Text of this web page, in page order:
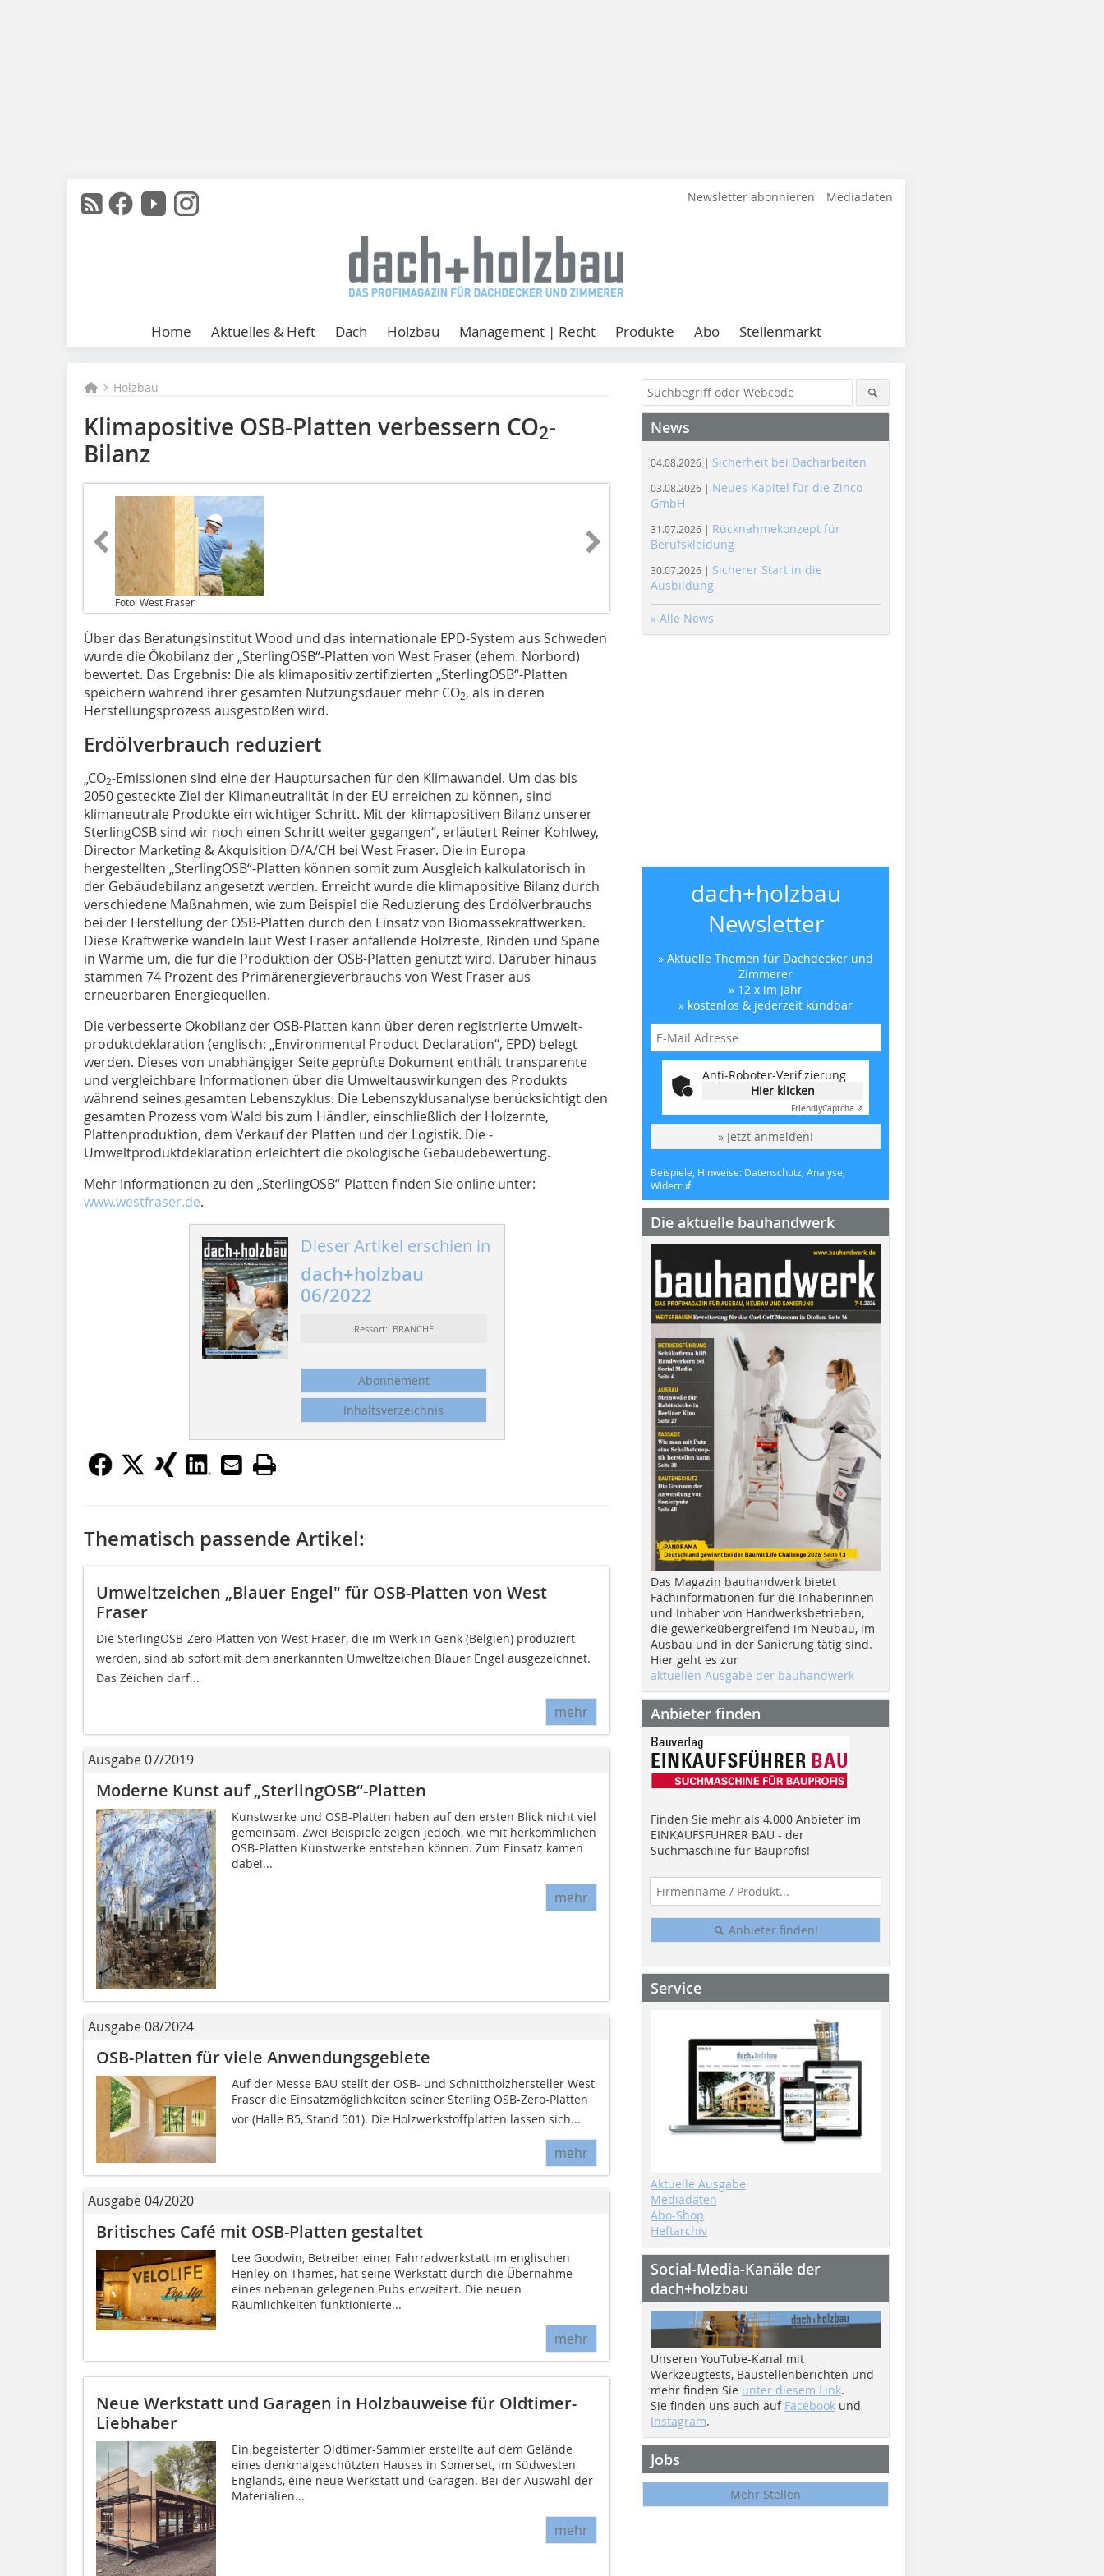
Newsletter abonnieren Mediadaten
Home Aktuelles & Heft Dach Holzbau Management | Recht Produkte Abo Stellenmarkt
Holzbau
Klimapositive OSB-Platten verbessern CO2-
Bilanz
Foto: West Fraser
Über das Beratungsinstitut Wood und das internationale EPD-System aus Schweden
wurde die Ökobilanz der „SterlingOSB“-Platten von West Fraser (ehem. Norbord)
bewertet. Das Ergebnis: Die als klimapositiv zertifizierten „SterlingOSB“-Platten
speichern während ihrer gesamten Nutzungsdauer mehr CO2, als in deren
Herstellungsprozess ausgestoßen wird.
Erdölverbrauch reduziert
„CO2-Emissionen sind eine der Hauptursachen für den Klimawandel. Um das bis
2050 gesteckte Ziel der Klimaneutra­lität in der EU erreichen zu können, sind
klimaneutrale Produkte ein wichtiger Schritt. Mit der klimapositiven Bilanz unserer
SterlingOSB sind wir noch einen Schritt weiter gegangen“, erläutert Reiner Kohlwey,
Director Marketing & Akquisition D/A/CH bei West Fraser. Die in Europa
hergestellten „SterlingOSB“-Platten können somit zum Ausgleich kalkulatorisch in
der Gebäudebilanz angesetzt werden. Erreicht wurde die klimapositive Bilanz durch
verschiedene Maßnahmen, wie zum Beispiel die Reduzierung des Erdölverbrauchs
bei der Herstellung der OSB-Platten durch den Einsatz von Biomassekraftwerken.
Diese Kraftwerke wandeln laut West Fraser anfallende Holzreste, Rinden und Späne
in Wärme um, die für die Produktion der OSB-Platten genutzt wird. Darüber hinaus
stammen 74 Prozent des Primärenergieverbrauchs von West Fraser aus
erneuerbaren Energiequellen.
Die verbesserte Ökobilanz der OSB-Platten kann über deren registrierte Umwelt­
produktdeklaration (englisch: „Environmental Product Declaration“, EPD) belegt
werden. Dieses von unabhängiger Seite geprüfte Dokument enthält transparente
und vergleichbare Informationen über die Umweltauswirkungen des Produkts
während seines gesamten Lebenszyklus. Die Lebenszyklusanalyse berücksichtigt den
gesamten Prozess vom Wald bis zum Händler, einschließlich der Holzernte,
Plattenproduktion, dem Verkauf der Platten und der Logistik. Die ­
Umweltproduktdeklaration erleichtert die ökologische Gebäudebewertung.
Mehr Informationen zu den „SterlingOSB“-Platten finden Sie online unter:
www.westfraser.de.
Dieser Artikel erschien in
dach+holzbau
06/2022
Ressort: BRANCHE
Abonnement
Inhaltsverzeichnis
Thematisch passende Artikel:
Umweltzeichen „Blauer Engel" für OSB-Platten von West
Fraser
Die SterlingOSB-Zero-Platten von West Fraser, die im Werk in Genk (Belgien) produziert
werden, sind ab sofort mit dem anerkannten Umweltzeichen Blauer Engel ausgezeichnet.
Das Zeichen darf...
mehr
Ausgabe 07/2019
Moderne Kunst auf „SterlingOSB“-Platten
Kunstwerke und OSB-Platten haben auf den ersten Blick nicht viel
gemeinsam. Zwei Beispiele zeigen jedoch, wie mit herkömmlichen
OSB-Platten Kunstwerke entstehen können. Zum Einsatz kamen
dabei...
mehr
Ausgabe 08/2024
OSB-Platten für viele Anwendungsgebiete
Auf der Messe BAU stellt der OSB- und Schnittholzhersteller West
Fraser die Einsatzmöglichkeiten seiner Sterling OSB-Zero-Platten
vor (Halle B5, Stand 501). Die Holzwerkstoffplatten lassen sich...
mehr
Ausgabe 04/2020
Britisches Café mit OSB-Platten gestaltet
Lee Goodwin, Betreiber einer Fahrradwerkstatt im englischen
Henley-on-Thames, hat seine Werkstatt durch die Übernahme
eines nebenan gelegenen Pubs erweitert. Die neuen
Räumlichkeiten funktionierte...
mehr
Neue Werkstatt und Garagen in Holzbauweise für Oldtimer-
Liebhaber
Ein begeisterter Oldtimer-Sammler erstellte auf dem Gelände
eines denkmalgeschützten Hauses in Somerset, im Südwesten
Englands, eine neue Werkstatt und Garagen. Bei der Auswahl der
Materialien...
mehr
News
04.08.2026 | Sicherheit bei Dacharbeiten
03.08.2026 | Neues Kapitel für die Zinco
GmbH
31.07.2026 | Rücknahmekonzept für
Berufskleidung
30.07.2026 | Sicherer Start in die
Ausbildung
» Alle News
dach+holzbau
Newsletter
» Aktuelle Themen für Dachdecker und
Zimmerer
» 12 x im Jahr
» kostenlos & jederzeit kündbar
Anti-Roboter-Verifizierung
Hier klicken
FriendlyCaptcha ⇗
» Jetzt anmelden!
Beispiele, Hinweise: Datenschutz, Analyse,
Widerruf
Die aktuelle bauhandwerk
Das Magazin bauhandwerk bietet
Fachinformationen für die Inhaberinnen
und Inhaber von Handwerksbetrieben,
die gewerkeübergreifend im Neubau, im
Ausbau und in der Sanierung tätig sind.
Hier geht es zur
aktuellen Ausgabe der bauhandwerk
Anbieter finden
Finden Sie mehr als 4.000 Anbieter im
EINKAUFSFÜHRER BAU - der
Suchmaschine für Bauprofis!
Anbieter finden!
Service
Aktuelle Ausgabe
Mediadaten
Abo-Shop
Heftarchiv
Social-Media-Kanäle der
dach+holzbau
Unseren YouTube-Kanal mit
Werkzeugtests, Baustellenberichten und
mehr finden Sie unter diesem Link.
Sie finden uns auch auf Facebook und
Instagram.
Jobs
Mehr Stellen